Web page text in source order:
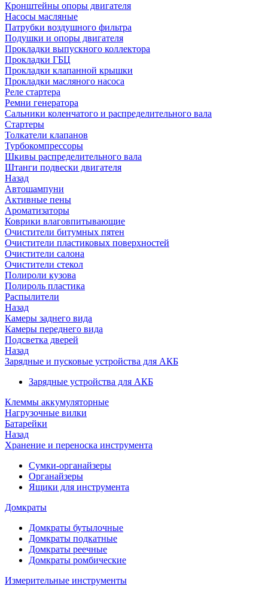
Кронштейны опоры двигателя
Насосы масляные
Патрубки воздушного фильтра
Подушки и опоры двигателя
Прокладки выпускного коллектора
Прокладки ГБЦ
Прокладки клапанной крышки
Прокладки масляного насоса
Реле стартера
Ремни генератора
Сальники коленчатого и распределительного вала
Стартеры
Толкатели клапанов
Турбокомпрессоры
Шкивы распределительного вала
Штанги подвески двигателя
Назад
Автошампуни
Активные пены
Ароматизаторы
Коврики влаговпитывающие
Очистители битумных пятен
Очистители пластиковых поверхностей
Очистители салона
Очистители стекол
Полироли кузова
Полироль пластика
Распылители
Назад
Камеры заднего вида
Камеры переднего вида
Подсветка дверей
Назад
Зарядные и пусковые устройства для АКБ
Зарядные устройства для АКБ
Клеммы аккумуляторные
Нагрузочные вилки
Батарейки
Назад
Хранение и переноска инструмента
Сумки-органайзеры
Органайзеры
Ящики для инструмента
Домкраты
Домкраты бутылочные
Домкраты подкатные
Домкраты реечные
Домкраты ромбические
Измерительные инструменты